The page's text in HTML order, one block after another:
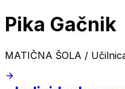
Pika Gačnik
MATIČNA ŠOLA /